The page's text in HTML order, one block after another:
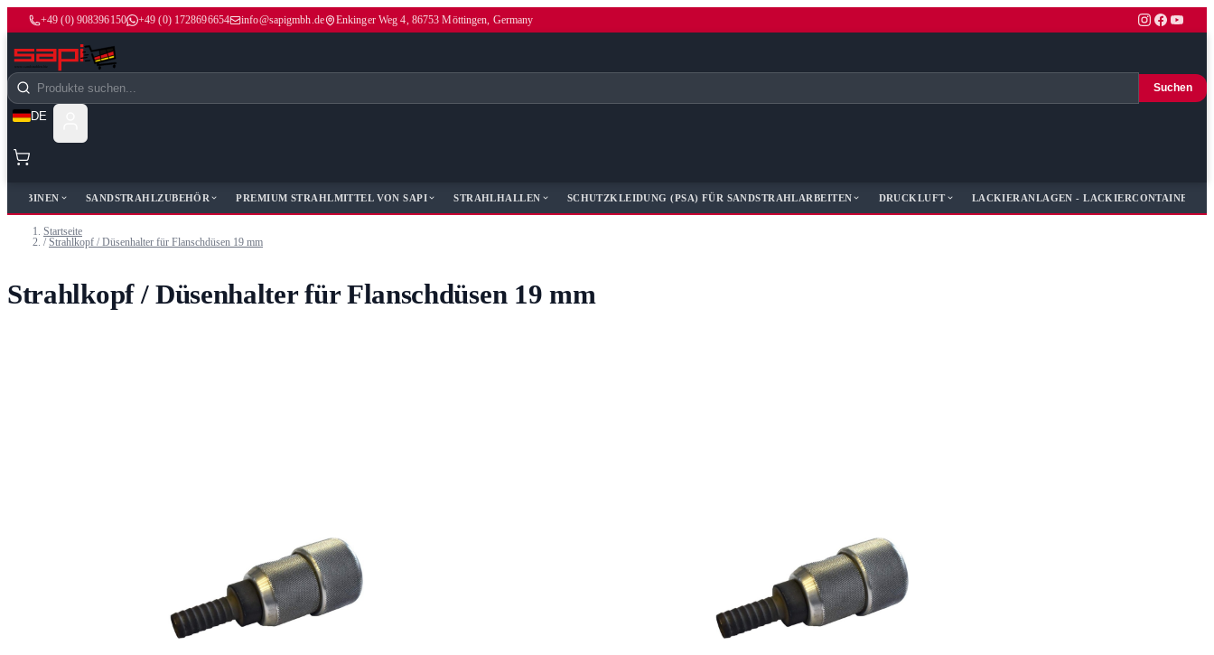
+49 (0) 908396150 +49 (0) 1728696654 info@sapigmbh.de Enkinger Weg 4, 86753 Möttingen, Germany
Suche Suchen
DE
SANDSTRAHLZUBEHÖR PREMIUM STRAHLMITTEL VON SAPI STRAHLHALLEN SCHUTZKLEIDUNG (PSA) FÜR SANDSTRAHLARBEITEN DRUCKLUFT LACKIERANLAGEN - LACKIERCONTAINER -
Startseite
/ Strahlkopf / Düsenhalter für Flanschdüsen 19 mm
Strahlkopf / Düsenhalter für Flanschdüsen 19 mm